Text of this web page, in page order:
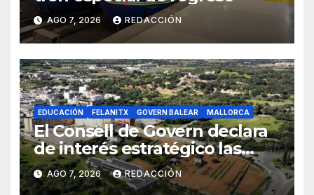
AGO 7, 2026 REDACCIÓN
EDUCACIÓN FELANITX GOVERN BALEAR MALLORCA
El Consell de Govern declara
de interés estratégico las
obras de acceso al nuevo
CEIP de Felanitx
AGO 7, 2026 REDACCIÓN